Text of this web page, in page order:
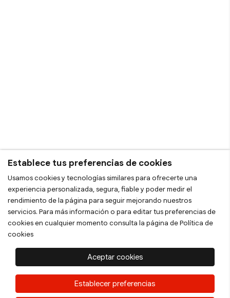
Establece tus preferencias de cookies
Usamos cookies y tecnologías similares para ofrecerte una
experiencia personalizada, segura, fiable y poder medir el
rendimiento de la página para seguir mejorando nuestros
servicios. Para más información o para editar tus preferencias de
cookies en cualquier momento consulta la página dePolítica de
cookies
Aceptar cookies
Establecer preferencias